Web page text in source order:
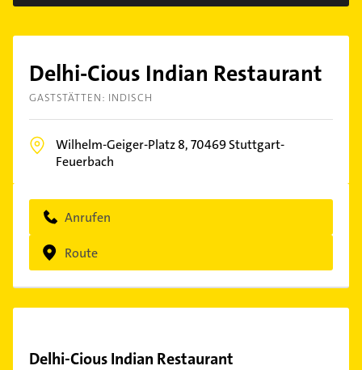
Delhi-Cious Indian Restaurant
GASTSTÄTTEN: INDISCH
Wilhelm-Geiger-Platz 8,70469Stuttgart-
Feuerbach
Anrufen
Route
Delhi-Cious Indian Restaurant